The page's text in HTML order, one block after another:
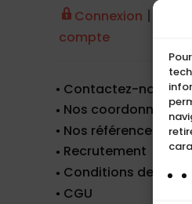
Connexion |
compte
Contactez-nous
Nos coordonnées
Nos références
Recrutement
Conditions de
CGU